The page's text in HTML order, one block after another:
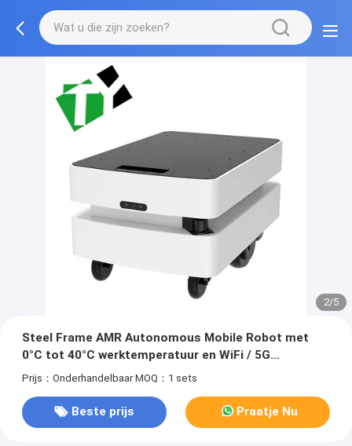
2/5
Steel Frame AMR Autonomous Mobile Robot met
0°C tot 40°C werktemperatuur en WiFi / 5G
communicatie
Prijs：Onderhandelbaar MOQ：1 sets
Beste prijs Praatje Nu